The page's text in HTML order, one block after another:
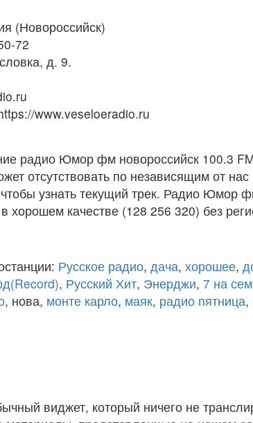
(Новороссийск)
72
д. 9.
www.veseloeradio.ru
радио Юмор фм новороссийск 100.3
отсутствовать по независящим от
узнать текущий трек. Радио Юмор
хорошем качестве (128 256 320) без
Русское радио, дача, хорошее,
, Русский Хит, Энерджи, 7 на
, нова, монте карло, маяк, радио пятница,
виджет, который ничего не